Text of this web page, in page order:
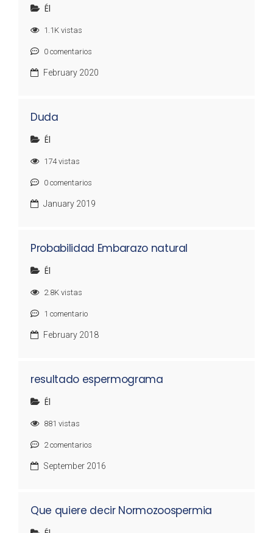
Él
1.1K vistas
0 comentarios
February 2020
Duda
Él
174vistas
0 comentarios
January 2019
Probabilidad Embarazo natural
Él
2.8K vistas
1 comentario
February 2018
resultado espermograma
Él
881 vistas
2comentarios
September 2016
Que quiere decir Normozoospermia